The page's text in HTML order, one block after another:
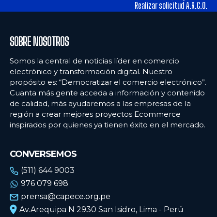
Ecommercenews
PERÚ
ARGENTINA
BOLIVIA
CHILE
ECUADOR
MÉXICO
URUGUAY
VENEZUELA
Ecommercenews
PERÚ
ARGENTINA
BOLIVIA
CHILE
ECUADOR
MÉXICO
URUGUAY
VENEZUELA
Realizar solicitud A.R.C.O.
SOBRE NOSOTROS
Somos la central de noticias líder en comercio
electrónico y transformación digital. Nuestro
propósito es: “Democratizar el comercio electrónico”.
Cuanta más gente acceda a información y contenido
de calidad, más ayudaremos a las empresas de la
región a crear mejores proyectos Ecommerce
inspirados por quienes ya tienen éxito en el mercado.
CONVERSEMOS
(511) 644 9003
976 079 698
prensa@capece.org.pe
Av.Arequipa N 2930 San Isidro, Lima - Perú